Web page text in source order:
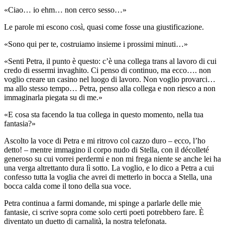
«Ciao… io ehm… non cerco sesso…»
Le parole mi escono così, quasi come fosse una giustificazione.
«Sono qui per te, costruiamo insieme i prossimi minuti…»
«Senti Petra, il punto è questo: c’è una collega trans al lavoro di cui
credo di essermi invaghito. Ci penso di continuo, ma ecco…. non
voglio creare un casino nel luogo di lavoro. Non voglio provarci…
ma allo stesso tempo… Petra, penso alla collega e non riesco a non
immaginarla piegata su di me.»
«E cosa sta facendo la tua collega in questo momento, nella tua
fantasia?»
Ascolto la voce di Petra e mi ritrovo col cazzo duro – ecco, l’ho
detto! – mentre immagino il corpo nudo di Stella, con il décolleté
generoso su cui vorrei perdermi e non mi frega niente se anche lei ha
una verga altrettanto dura lì sotto. La voglio, e lo dico a Petra a cui
confesso tutta la voglia che avrei di metterlo in bocca a Stella, una
bocca calda come il tono della sua voce.
Petra continua a farmi domande, mi spinge a parlarle delle mie
fantasie, ci scrive sopra come solo certi poeti potrebbero fare. È
diventato un duetto di carnalità, la nostra telefonata.